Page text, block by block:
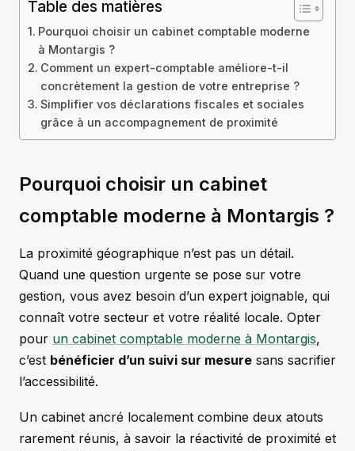
Table des matières
Pourquoi choisir un cabinet comptable moderne
à Montargis ?
Comment un expert-comptable améliore-t-il
concrètement la gestion de votre entreprise ?
Simplifier vos déclarations fiscales et sociales
grâce à un accompagnement de proximité
Pourquoi choisir un cabinet
comptable moderne à Montargis ?
La proximité géographique n’est pas un détail.
Quand une question urgente se pose sur votre
gestion, vous avez besoin d’un expert joignable, qui
connaît votre secteur et votre réalité locale. Opter
pour un cabinet comptable moderne à Montargis,
c’est bénéficier d’un suivi sur mesure sans sacrifier
l’accessibilité.
Un cabinet ancré localement combine deux atouts
rarement réunis, à savoir la réactivité de proximité et